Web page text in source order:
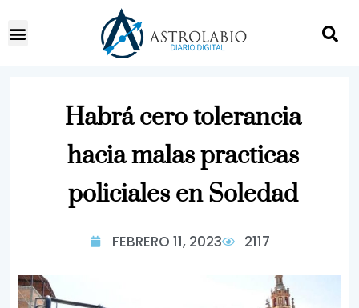
Habrá cero tolerancia
hacia malas practicas
policiales en Soledad
FEBRERO 11, 2023 2117